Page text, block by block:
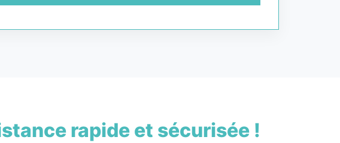
rapide et sécurisée !